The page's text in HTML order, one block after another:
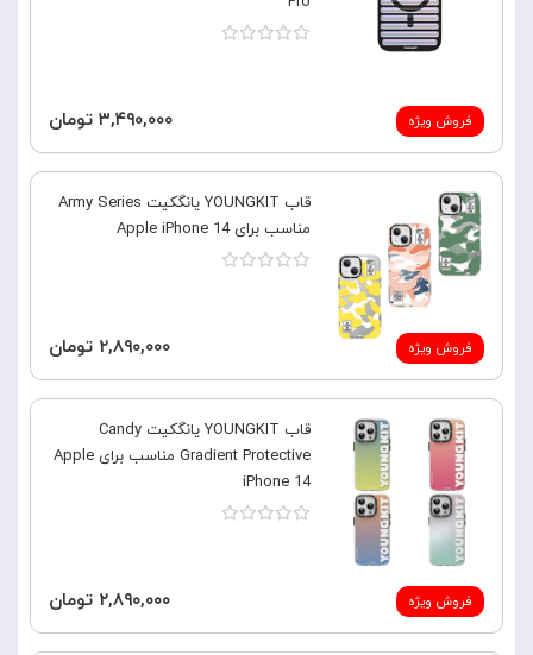
فروش ویژه ۳,۴۹۰,۰۰۰ تومان
فروش ویژه
قاب YOUNGKIT یانگکیت Army Series
مناسب برای Apple iPhone 14
۲,۸۹۰,۰۰۰ تومان
فروش ویژه
قاب YOUNGKIT یانگکیت Candy
Gradient Protective مناسب برای Apple
iPhone 14
۲,۸۹۰,۰۰۰ تومان